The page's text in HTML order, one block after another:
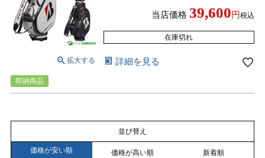
当店価格 39,600 税込
在庫切れ
詳細を見る
即納商品
並び替え
価格が安い順 価格が高い順 新着順